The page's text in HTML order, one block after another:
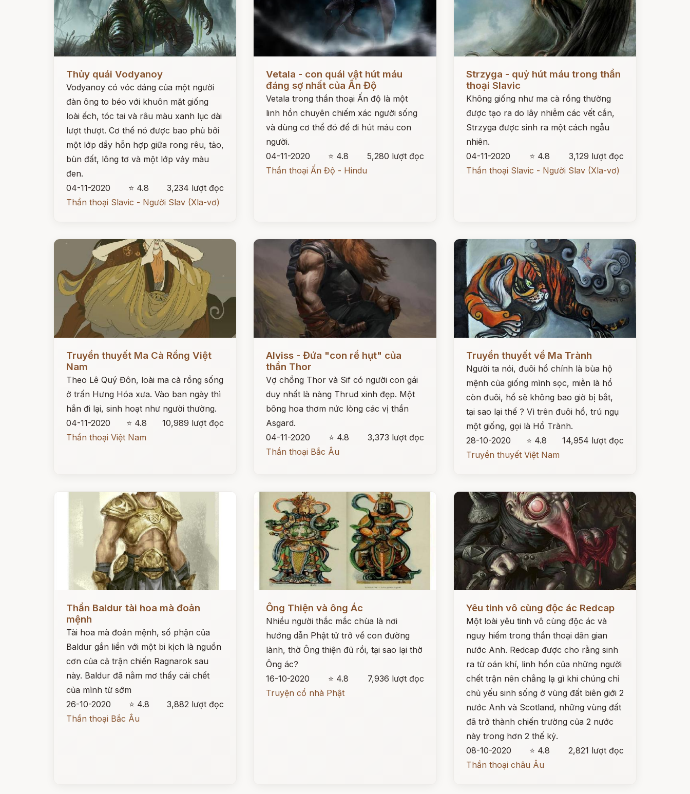
Thủy quái Vodyanoy
Vodyanoy có vóc dáng của một người
đàn ông to béo với khuôn mặt giống
loài ếch, tóc tai và râu màu xanh lục dài
lượt thượt. Cơ thể nó được bao phủ bởi
một lớp dầy hỗn hợp giữa rong rêu, tảo,
bùn đất, lông tơ và một lớp vảy màu
đen.
04-11-2020
⭐ 4.8
3,234 lượt đọc
Thần thoại Slavic - Người Slav (Xla-vơ)
Vetala - con quái vật hút máu
đáng sợ nhất của Ấn Độ
Vetala trong thần thoại Ấn độ là một
linh hồn chuyên chiếm xác người sống
và dùng cơ thể đó để đi hút máu con
người.
04-11-2020
⭐ 4.8
5,280 lượt đọc
Thần thoại Ấn Độ - Hindu
Strzyga - quỷ hút máu trong thần
thoại Slavic
Không giống như ma cà rồng thường
được tạo ra do lây nhiễm các vết cắn,
Strzyga được sinh ra một cách ngẫu
nhiên.
04-11-2020
⭐ 4.8
3,129 lượt đọc
Thần thoại Slavic - Người Slav (Xla-vơ)
Đọc ngay
Truyền thuyết Ma Cà Rồng Việt
Nam
Theo Lê Quý Đôn, loài ma cà rồng sống
ở trấn Hưng Hóa xưa. Vào ban ngày thì
hắn đi lại, sinh hoạt như người thường.
04-11-2020
⭐ 4.8
10,989 lượt đọc
Thần thoại Việt Nam
Alviss - Đứa "con rể hụt" của
thần Thor
Vợ chồng Thor và Sif có người con gái
duy nhất là nàng Thrud xinh đẹp. Một
bông hoa thơm nức lòng các vị thần
Asgard.
04-11-2020
⭐ 4.8
3,373 lượt đọc
Thần thoại Bắc Âu
Đọc ngay
Truyền thuyết về Ma Trành
Người ta nói, đuôi hổ chính là bùa hộ
mệnh của giống mình sọc, miễn là hổ
còn đuôi, hổ sẽ không bao giờ bị bắt,
tại sao lại thế ? Vì trên đuôi hổ, trú ngụ
một giống, gọi là Hổ Trành.
28-10-2020
⭐ 4.8
14,954 lượt đọc
Truyền thuyết Việt Nam
Đọc ngay
Thần Baldur tài hoa mà đoản
mệnh
Tài hoa mà đoản mệnh, số phận của
Baldur gắn liền với một bi kịch là nguồn
cơn của cả trận chiến Ragnarok sau
này. Baldur đã nằm mơ thấy cái chết
của mình từ sớm
26-10-2020
⭐ 4.8
3,882 lượt đọc
Thần thoại Bắc Âu
Đọc ngay
Ông Thiện và ông Ác
Nhiều người thắc mắc chùa là nơi
hướng dẫn Phật tử trở về con đường
lành, thờ Ông thiện đủ rồi, tại sao lại thờ
Ông ác?
16-10-2020
⭐ 4.8
7,936 lượt đọc
Truyện cổ nhà Phật
Yêu tinh vô cùng độc ác Redcap
Một loài yêu tinh vô cùng độc ác và
nguy hiểm trong thần thoại dân gian
nước Anh. Redcap được cho rằng sinh
ra từ oán khí, linh hồn của những người
chết trận nên chẳng lạ gì khi chúng chỉ
chủ yếu sinh sống ở vùng đất biên giới 2
nước Anh và Scotland, những vùng đất
đã trở thành chiến trường của 2 nước
này trong hơn 2 thế kỷ.
08-10-2020
⭐ 4.8
2,821 lượt đọc
Thần thoại châu Âu